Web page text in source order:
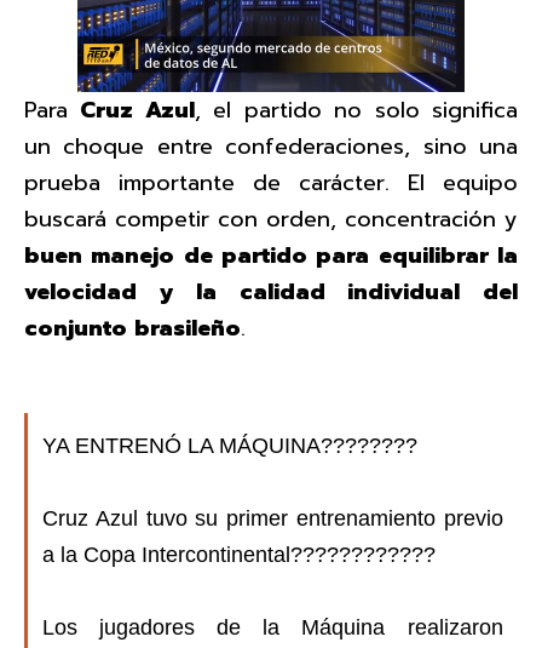
Para Cruz Azul, el partido no solo significa
un choque entre confederaciones, sino una
prueba importante de carácter. El equipo
buscará competir con orden, concentración y
buen manejo de partido para equilibrar la
velocidad y la calidad individual del
conjunto brasileño.
YA ENTRENÓ LA MÁQUINA????????
Cruz Azul tuvo su primer entrenamiento previo
a la Copa Intercontinental????????????
Los jugadores de la Máquina realizaron